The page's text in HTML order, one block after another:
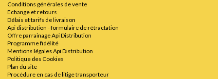
Conditions générales de vente
Echange et retours
Délais et tarifs de livraison
Api distribution - formulaire de rétractation
Offre parrainage Api Distribution
Programme fidélité
Mentions légales Api Distribution
Politique des Cookies
Plan du site
Procédure en cas de litige transporteur